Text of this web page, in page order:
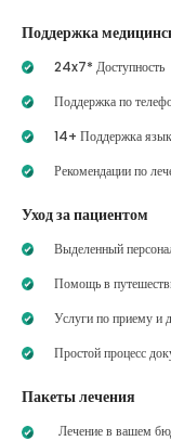
Поддержка
24x7* Доступность
Поддержка по
14+ Поддержка
Рекомендации по
Уход за пациентом
Выделенный
Помощь в
Услуги по приему и
Простой процесс
Пакеты лечения
Лечение в вашем